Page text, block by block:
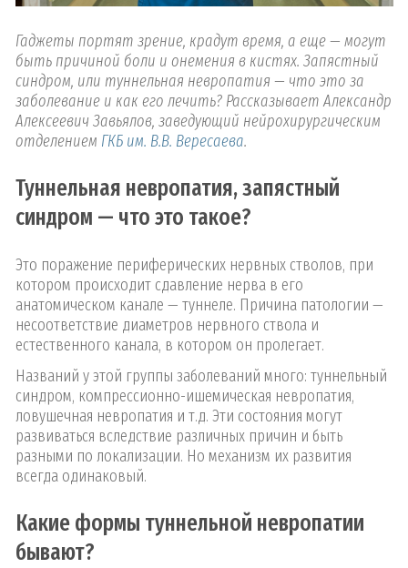
Гаджеты портят зрение, крадут время, а еще — могут
быть причиной боли и онемения в кистях. Запястный
синдром, или туннельная невропатия — что это за
заболевание и как его лечить? Рассказывает Александр
Алексеевич Завьялов, заведующий нейрохирургическим
отделением ГКБ им. В.В. Вересаева.
Туннельная невропатия, запястный
синдром — что это такое?
Это поражение периферических нервных стволов, при
котором происходит сдавление нерва в его
анатомическом канале — туннеле. Причина патологии —
несоответствие диаметров нервного ствола и
естественного канала, в котором он пролегает.
Названий у этой группы заболеваний много: туннельный
синдром, компрессионно-ишемическая невропатия,
ловушечная невропатия и т.д. Эти состояния могут
развиваться вследствие различных причин и быть
разными по локализации. Но механизм их развития
всегда одинаковый.
Какие формы туннельной невропатии
бывают?